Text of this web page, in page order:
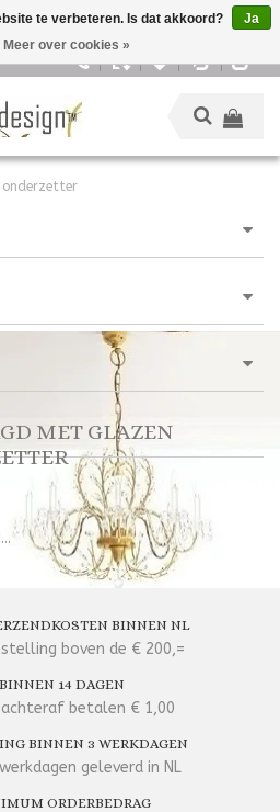
onderzetter
MET GLAZEN
BINNEN NL
boven de € 200,=
14 DAGEN
achteraf betalen € 1,00
BINNEN 3 WERKDAGEN
geleverd in NL
ORDERBEDRAG
te verbeteren. Is dat akkoord?
Ja
Meer over cookies »